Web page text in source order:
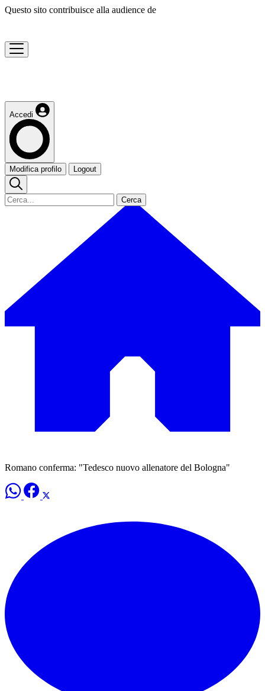
Questo sito contribuisce alla audience de
Accedi
Modifica profilo Logout
Cerca
Romano conferma: "Tedesco nuovo allenatore del Bologna"